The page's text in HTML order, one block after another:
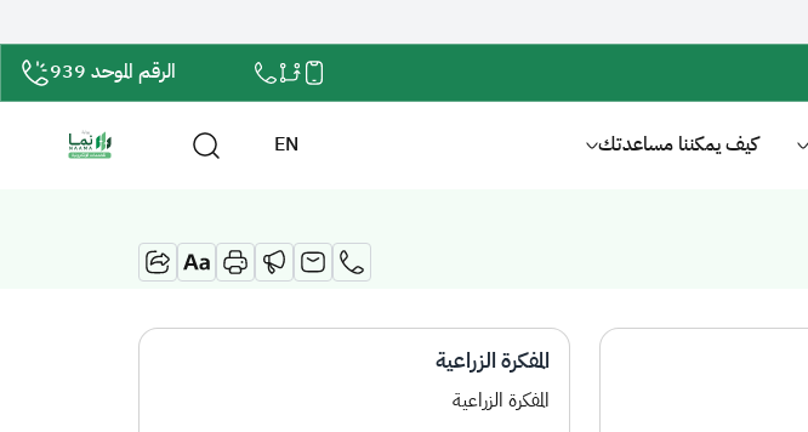
الرقم الموحد 939
كيف يمكننا مساعدتك EN
المفكرة الزراعية
المفكرة الزراعية